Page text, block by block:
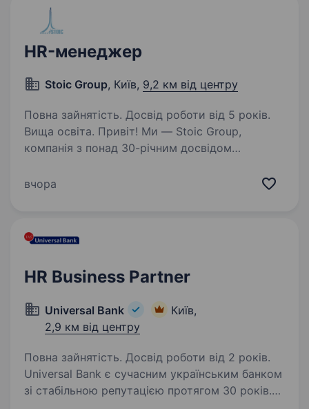
HR-менеджер
Stoic Group, Київ, 9,2 км від центру
Повна зайнятість. Досвід роботи від 5 років.
Вища освіта. Привіт! Ми — Stoic Group,
компанія з понад 30-річним досвідом
рослинництва. Зараз ми шукаємо HR-
процеси…
вчора
HR Business Partner
Universal Bank
Київ,
2,9 км від центру
Повна зайнятість. Досвід роботи від 2 років.
Universal Bank є сучасним українським банком
зі стабільною репутацією протягом 30 років.